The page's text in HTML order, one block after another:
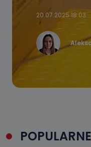
20.07.2025 18:03
POPULARNE